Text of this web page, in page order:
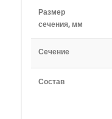
Размер
сечения, мм
Сечение
Состав